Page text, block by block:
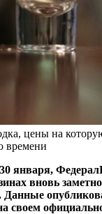
цены на
времени
вновь
Данные
своем